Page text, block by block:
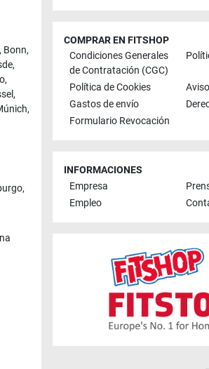
, Bonn,
,
,
,
,
,
COMPRAR EN FITSHOP
Condiciones Generales
de Contratación (CGC)
Política de Cookies
Gastos de envío
Formulario Revocación
INFORMACIONES
Empresa
Empleo